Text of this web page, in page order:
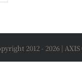
2012 - 2026 |